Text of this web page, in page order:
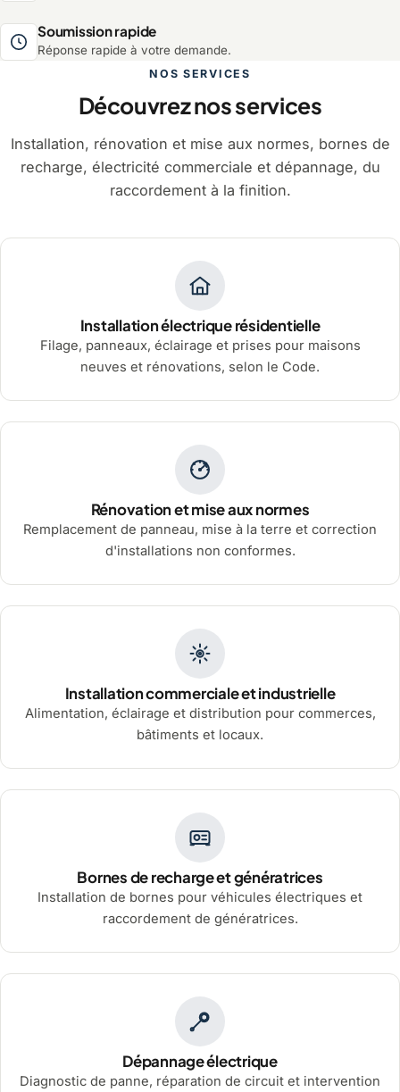
Soumission rapide
Réponse rapide à votre demande.
NOS SERVICES
Découvrez nos services
Installation, rénovation et mise aux normes, bornes de
recharge, électricité commerciale et dépannage, du
raccordement à la finition.
Installation électrique résidentielle
Filage, panneaux, éclairage et prises pour maisons
neuves et rénovations, selon le Code.
Rénovation et mise aux normes
Remplacement de panneau, mise à la terre et correction
d'installations non conformes.
Installation commerciale et industrielle
Alimentation, éclairage et distribution pour commerces,
bâtiments et locaux.
Bornes de recharge et génératrices
Installation de bornes pour véhicules électriques et
raccordement de génératrices.
Dépannage électrique
Diagnostic de panne, réparation de circuit et intervention